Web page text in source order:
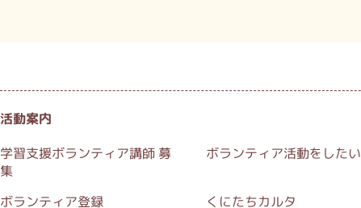
活動案内
学習支援ボランティア講師 募
集
ボランティア活動をしたい
ボランティア登録 くにたちカルタ